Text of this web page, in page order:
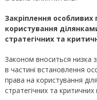
Закріплення
користування
стратегічних та
Законом вноситься низка
в частині встановлення
права на користування
стратегічних та